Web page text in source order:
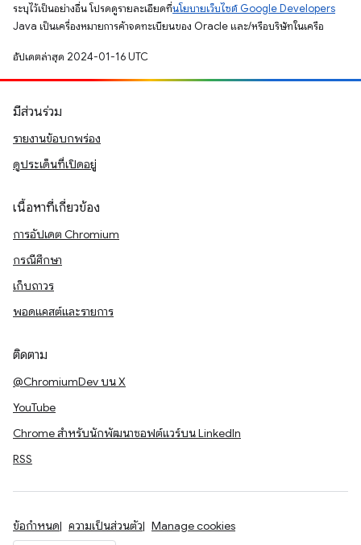
ระบุไว้เป็นอย่างอื่น โปรดดูรายละเอียดที่นโยบายเว็บไซต์ Google Developers
Java เป็นเครื่องหมายการค้าจดทะเบียนของ Oracle และ/หรือบริษัทในเครือ
อัปเดตล่าสุด 2024-01-16 UTC
มีส่วนร่วม
รายงานข้อบกพร่อง
ดูประเด็นที่เปิดอยู่
เนื้อหาที่เกี่ยวข้อง
การอัปเดต Chromium
กรณีศึกษา
เก็บถาวร
พอดแคสต์และรายการ
ติดตาม
@ChromiumDev บน X
YouTube
Chrome สำหรับนักพัฒนาซอฟต์แวร์บน LinkedIn
RSS
ข้อกำหนด ความเป็นส่วนตัว Manage cookies